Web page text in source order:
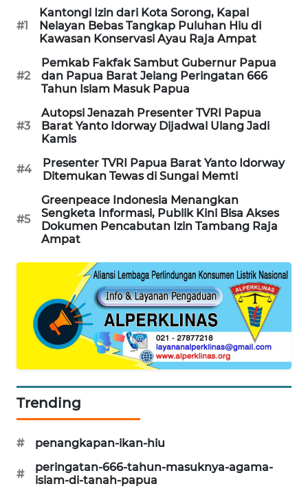
#1
Kantongi Izin dari Kota Sorong, Kapal
Nelayan Bebas Tangkap Puluhan Hiu di
Kawasan Konservasi Ayau Raja Ampat
#2
Pemkab Fakfak Sambut Gubernur Papua
dan Papua Barat Jelang Peringatan 666
Tahun Islam Masuk Papua
#3
Autopsi Jenazah Presenter TVRI Papua
Barat Yanto Idorway Dijadwal Ulang Jadi
Kamis
#4
Presenter TVRI Papua Barat Yanto Idorway
Ditemukan Tewas di Sungai Memti
#5
Greenpeace Indonesia Menangkan
Sengketa Informasi, Publik Kini Bisa Akses
Dokumen Pencabutan Izin Tambang Raja
Ampat
Trending
# penangkapan-ikan-hiu
#
peringatan-666-tahun-masuknya-agama-
islam-di-tanah-papua